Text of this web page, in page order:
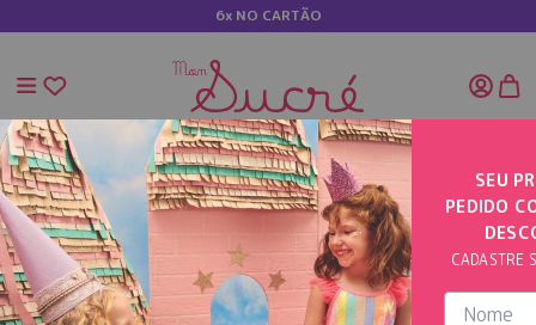
6x NO CARTÃO
INÍCIO CHAPÉU ESTAMPA FLOR AZUL
SEU
PEDIDO
CADASTRE